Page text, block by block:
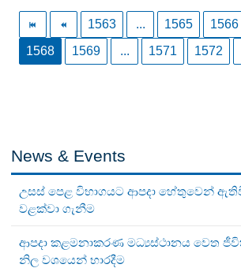
1563 ... 1565 1566
1568
1569 ... 1571 1572
News & Events
උසස් පෙළ විභාගයට ආපදා හේතුවෙන්
වළක්වා ගැනීම
ආපදා කළමනාකරණ මධ්‍යස්ථානය වෙත
නිල වශයෙන් භාරදීම